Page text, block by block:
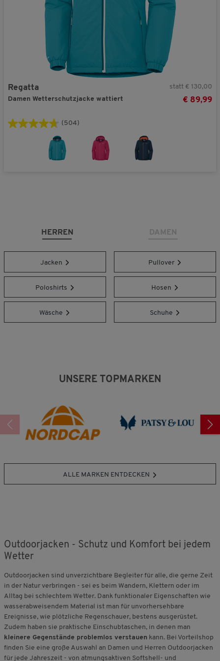
Regatta
Damen Wetterschutzjacke wattiert
statt € 130,00
€ 89,99
(504)
HERREN DAMEN
Jacken Pullover
Poloshirts Hosen
Wäsche Schuhe
UNSERE TOPMARKEN
ALLE MARKEN ENTDECKEN
Outdoorjacken - Schutz und Komfort bei jedem
Wetter
Outdoorjacken sind unverzichtbare Begleiter für alle, die gerne Zeit
in der Natur verbringen - sei es beim Wandern, Klettern oder im
Alltag bei schlechtem Wetter. Dank funktionaler Eigenschaften wie
wasserabweisendem Material ist man für unvorhersehbare
Ereignisse, wie plötzliche Regenschauer, bestens ausgerüstet.
Zudem haben sie praktische Einschubtaschen, in denen man
kleinere Gegenstände problemlos verstauen kann. Bei Vorteilshop
finden Sie eine große Auswahl an Damen und Herren Outdoorjacken
für jede Jahreszeit - von atmungsaktiven Softshell- und